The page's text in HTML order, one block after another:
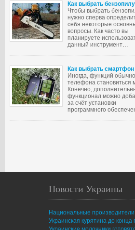
Как выбрать бензопилу
Чтобы выбрать
нужно сперва
себя некоторые
вопросы. Как часто вы
планируете
данный инструмент…
Как выбрать смартфон
Иногда, функций
телефона становиться
Конечно,
функционал можно
за счёт установки
программного
Новости Украины
Национальные
Украинская курятина до